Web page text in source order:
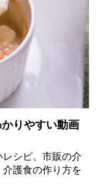
りやすい動画
シピ、市販の介
護食の作り方を